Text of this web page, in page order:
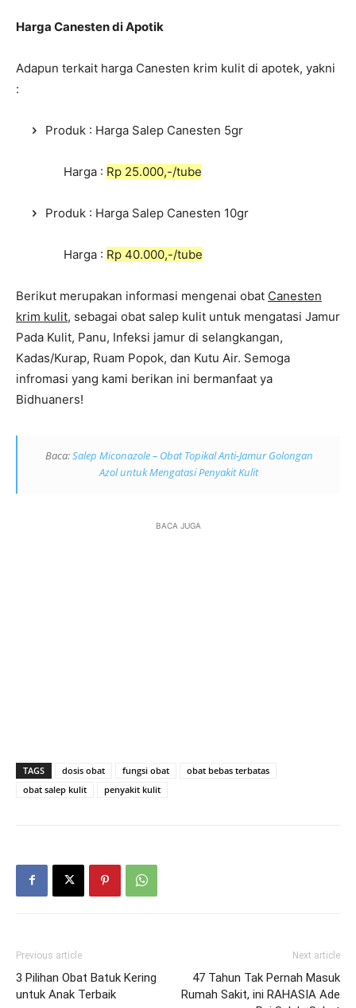
Harga Canesten di Apotik
Adapun terkait harga Canesten krim kulit di apotek, yakni
:
Produk : Harga Salep Canesten 5gr
Harga : Rp 25.000,-/tube
Produk : Harga Salep Canesten 10gr
Harga : Rp 40.000,-/tube
Berikut merupakan informasi mengenai obat Canesten
krim kulit, sebagai obat salep kulit untuk mengatasi Jamur
Pada Kulit, Panu, Infeksi jamur di selangkangan,
Kadas/Kurap, Ruam Popok, dan Kutu Air. Semoga
infromasi yang kami berikan ini bermanfaat ya
Bidhuaners!
Baca:Salep Miconazole – Obat Topikal Anti-Jamur Golongan
Azol untuk Mengatasi Penyakit Kulit
BACA JUGA
TAGS dosis obat fungsi obat
obat bebas terbatas
obat salep kulit
penyakit kulit
Previous article
3 Pilihan Obat Batuk Kering
untuk Anak Terbaik
Next article
47 Tahun Tak Pernah Masuk
Rumah Sakit, ini RAHASIA Ade